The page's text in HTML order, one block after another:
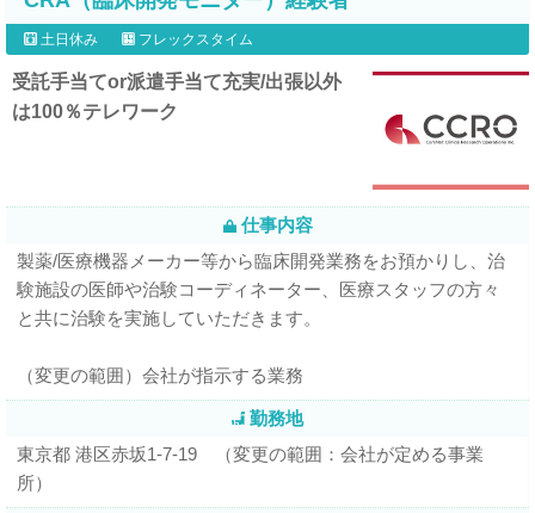
土日休み フレックスタイム
受託手当てor派遣手当て充実/出張以外
は100％テレワーク
仕事内容
製薬/医療機器メーカー等から臨床開発業務をお預かりし、治
験施設の医師や治験コーディネーター、医療スタッフの方々
と共に治験を実施していただきます。
（変更の範囲）会社が指示する業務
勤務地
東京都 港区赤坂1-7-19 （変更の範囲：会社が定める事業
所）